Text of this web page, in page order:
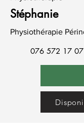
Stéphanie
Physiothérapie
076 572 17 07